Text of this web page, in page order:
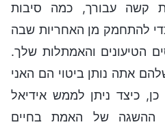
קשה עבורך, כמה סיבות
להתחמק מן האחריות שבה
הטיעונים והאמתלות שלך.
אתה נותן ביטוי הם האני
כיצד ניתן לממש אידיאל
ההשגה של האמת בחיים